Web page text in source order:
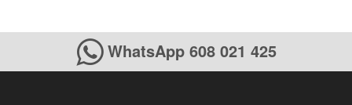
WhatsApp 608 021 425